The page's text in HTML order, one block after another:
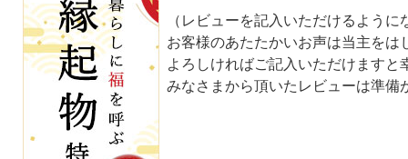
（レビューを記入いただけるように
お客様のあたたかいお声は当主を
よろしければご記入いただけますと
みなさまから頂いたレビューは準備